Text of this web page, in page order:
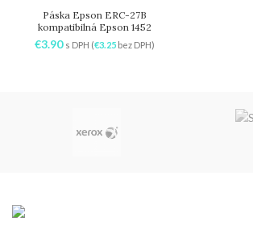
Páska Epson ERC-27B
kompatibilná Epson 1452
€3.90 s DPH (€3.25bez DPH)